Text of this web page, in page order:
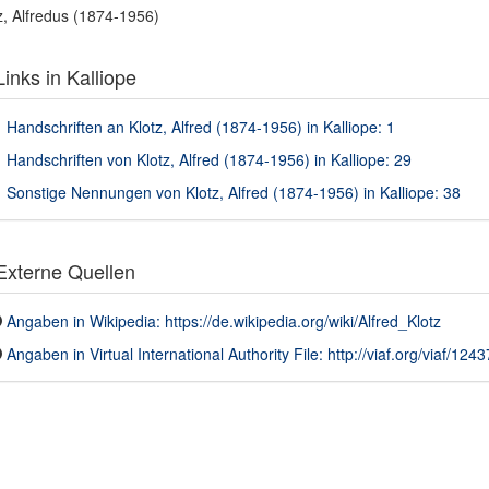
Alfredus (1874-1956)
in Kalliope
Handschriften an Klotz, Alfred (1874-1956) in Kalliope: 1
Handschriften von Klotz, Alfred (1874-1956) in Kalliope: 29
Sonstige Nennungen von Klotz, Alfred (1874-1956) in Kalliope: 38
Quellen
Angaben in Wikipedia: https://de.wikipedia.org/wiki/Alfred_Klotz
Angaben in Virtual International Authority File: http://viaf.org/viaf/